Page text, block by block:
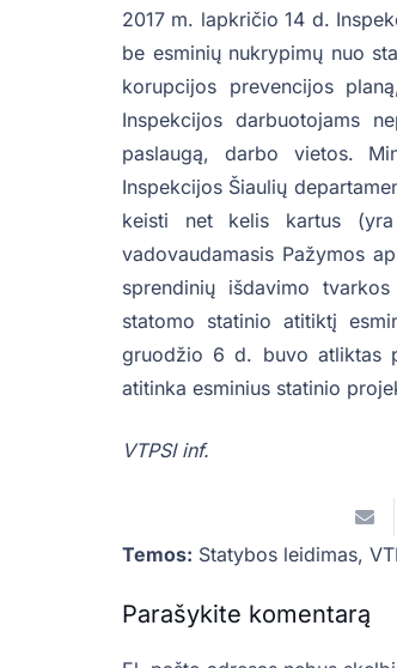
2017 m. lapkričio 14 d.
be esminių nukrypimų nuo
korupcijos prevencijos
Inspekcijos darbuotojams
paslaugą, darbo vietos.
Inspekcijos Šiaulių
keisti net kelis kartus
vadovaudamasis Pažymos
sprendinių išdavimo
statomo statinio atitiktį
gruodžio 6 d. buvo atliktas
atitinka esminius statinio
VTPSI inf.
Temos: Statybos leidimas,
Parašykite komentarą